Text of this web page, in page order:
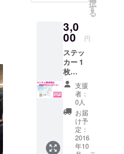
択
す
る
3,0
00 円
ステッ
カー 1
枚
（横
150㎜
× 縦
100㎜）
チラシ
部
（A4サ
支援
者：
0人
お届
け予
定：
2016
年10